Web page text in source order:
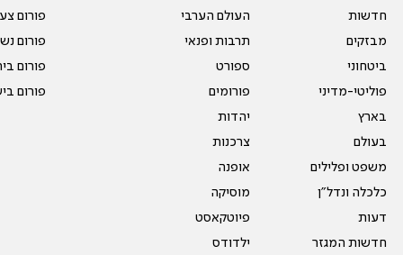
חדשות
מבזקים
ביטחוני
פוליטי-מדיני
בארץ
בעולם
משפט ופלילים
כלכלה ונדל"ן
דעות
חדשות המגזר
העולם הערבי
תרבות ופנאי
ספורט
פורומים
יהדות
צרכנות
אופנה
מוסיקה
פיוטקאסט
ילדודס
פורום
פורום
פורום
פורום